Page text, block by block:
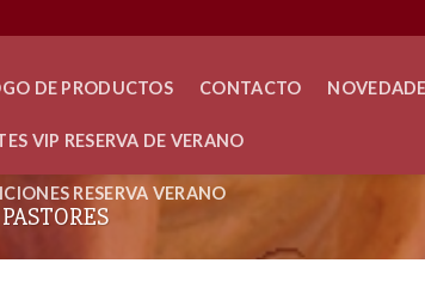
DE PRODUCTOS CONTACTO
VIP RESERVA DE VERANO
RESERVA VERANO